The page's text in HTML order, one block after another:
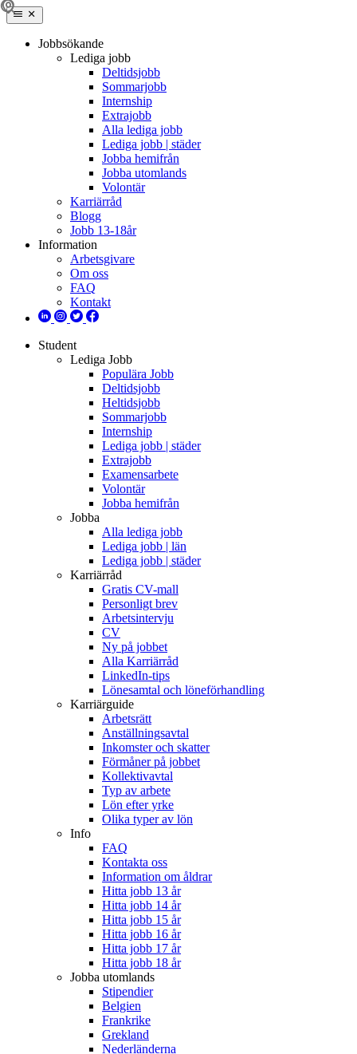
Jobbsökande
Lediga jobb
Deltidsjobb
Sommarjobb
Internship
Extrajobb
Alla lediga jobb
Lediga jobb | städer
Jobba hemifrån
Jobba utomlands
Volontär
Karriärråd
Blogg
Jobb 13-18år
Information
Arbetsgivare
Om oss
FAQ
Kontakt
Student
Lediga Jobb
Populära Jobb
Deltidsjobb
Heltidsjobb
Sommarjobb
Internship
Lediga jobb | städer
Extrajobb
Examensarbete
Volontär
Jobba hemifrån
Jobba
Alla lediga jobb
Lediga jobb | län
Lediga jobb | städer
Karriärråd
Gratis CV-mall
Personligt brev
Arbetsintervju
CV
Ny på jobbet
Alla Karriärråd
LinkedIn-tips
Lönesamtal och löneförhandling
Karriärguide
Arbetsrätt
Anställningsavtal
Inkomster och skatter
Förmåner på jobbet
Kollektivavtal
Typ av arbete
Lön efter yrke
Olika typer av lön
Info
FAQ
Kontakta oss
Information om åldrar
Hitta jobb 13 år
Hitta jobb 14 år
Hitta jobb 15 år
Hitta jobb 16 år
Hitta jobb 17 år
Hitta jobb 18 år
Jobba utomlands
Stipendier
Belgien
Frankrike
Grekland
Nederländerna